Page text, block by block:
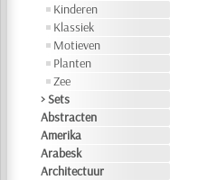
Kinderen
Klassiek
Motieven
Planten
Zee
> Sets
Abstracten
Amerika
Arabesk
Architectuur